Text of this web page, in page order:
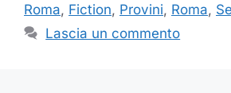
Roma, Fiction, Provini, Roma,
Lascia un commento